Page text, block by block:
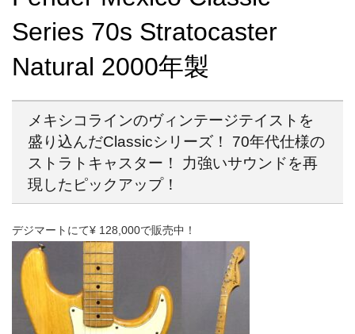
Series 70s Stratocaster
Natural 2000年製
メキシコラインのヴィンテージテイストを
盛り込んだClassicシリーズ！ 70年代仕様の
ストラトキャスター！ 力強いサウンドを再
現したピックアップ！
デジマートにて¥ 128,000で販売中！